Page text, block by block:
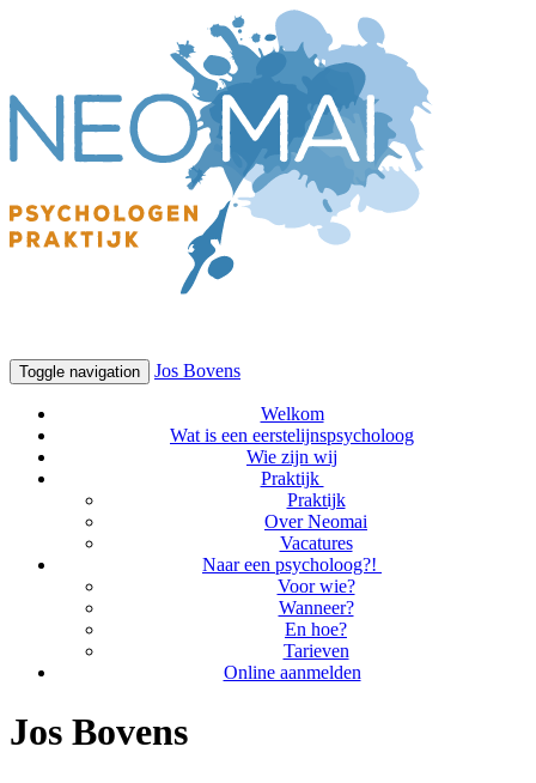
Toggle navigation Jos Bovens
Welkom
Wat is een eerstelijnspsycholoog
Wie zijn wij
Praktijk
Praktijk
Over Neomai
Vacatures
Naar een psycholoog?!
Voor wie?
Wanneer?
En hoe?
Tarieven
Online aanmelden
Jos Bovens